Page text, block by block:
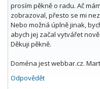
prosím pěkně o radu. Ač
zobrazoval, přesto se mi
Nebo možná úplně jinak,
abych jej začal vytvářet
Děkuji pěkně.
Doména jest webbar.cz.
Odpovědět